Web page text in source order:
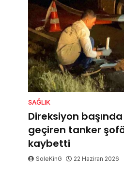
SAĞLIK
Direksiyon
geçiren tanker
kaybetti
SoleKinG 22 Haziran 2026